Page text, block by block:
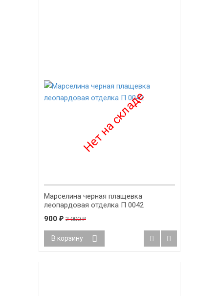
Марселина черная плащевка
леопардовая отделка П 0042
900 ₽ 2 000₽
В корзину